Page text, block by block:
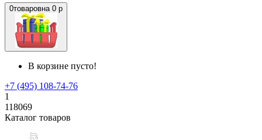
0товаровна 0 р
В корзине пусто!
+7 (495) 108-74-76
1
118069
Каталог товаров